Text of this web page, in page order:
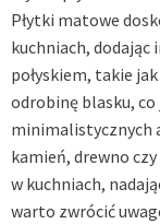
Płytki matowe
kuchniach, dodając
połyskiem, takie
odrobinę blasku,
minimalistycznych
kamień, drewno
w kuchniach,
warto zwrócić